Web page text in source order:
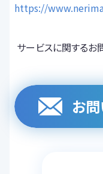
https://
サービスに関するお
お